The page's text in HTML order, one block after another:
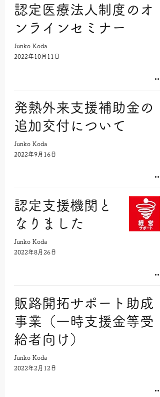
認定医療法人制度のオ
ンラインセミナー
Junko Koda
2022年10月11日
発熱外来支援補助金の
追加交付について
Junko Koda
2022年9月16日
認定支援機関と
なりました
Junko Koda
2022年8月26日
販路開拓サポート助成
事業（一時支援金等受
給者向け）
Junko Koda
2022年2月12日